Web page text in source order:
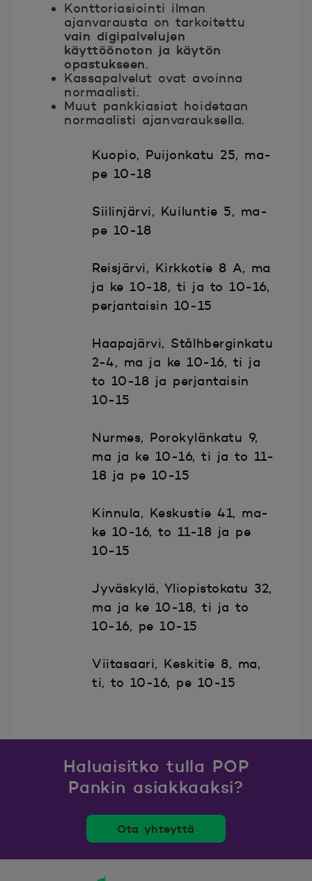
Konttoriasiointi ilman
ajanvarausta on tarkoitettu
vain digipalvelujen
käyttöönoton ja käytön
opastukseen.
Kassapalvelut ovat avoinna
normaalisti.
Muut pankkiasiat hoidetaan
normaalisti ajanvarauksella.
Kuopio, Puijonkatu 25, ma-
pe 10-18
Siilinjärvi, Kuiluntie 5, ma-
pe 10-18
Reisjärvi, Kirkkotie 8 A, ma
ja ke 10-18, ti ja to 10-16,
perjantaisin 10-15
Haapajärvi, Stålhberginkatu
2-4, ma ja ke 10-16, ti ja
to 10-18 ja perjantaisin
10-15
Nurmes, Porokylänkatu 9,
ma ja ke 10-16, ti ja to 11-
18 ja pe 10-15
Kinnula, Keskustie 41, ma-
ke 10-16, to 11-18 ja pe
10-15
Jyväskylä, Yliopistokatu 32,
ma ja ke 10-18, ti ja to
10-16, pe 10-15
Viitasaari, Keskitie 8, ma,
ti, to 10-16, pe 10-15
Haluaisitko tulla POP
Pankin asiakkaaksi?
Ota yhteyttä